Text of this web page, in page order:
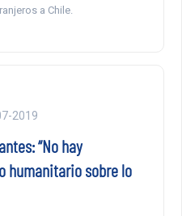
a Chile.
2019
“No hay
humanitario sobre lo